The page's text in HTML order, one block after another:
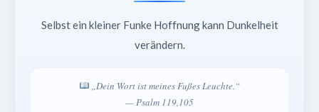
Selbst ein kleiner Funke Hoffnung kann Dunkelheit
verändern.
„Dein Wort ist meines Fußes Leuchte.“
— Psalm 119,105